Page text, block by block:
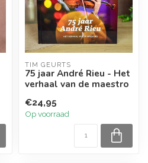
TIM GEURTS
75 jaar André Rieu - Het
verhaal van de maestro
€24,95
Op voorraad